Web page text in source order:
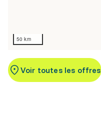
50 km
Voir toutes les offres